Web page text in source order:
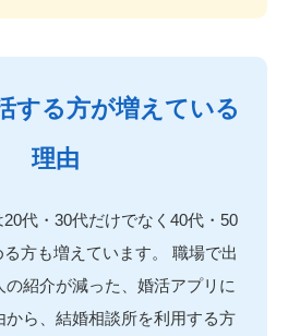
する方が増えている
理由
代・30代だけでなく40代・50
方も増えています。 職場で出
の紹介が減った、婚活アプリに
から、結婚相談所を利用する方